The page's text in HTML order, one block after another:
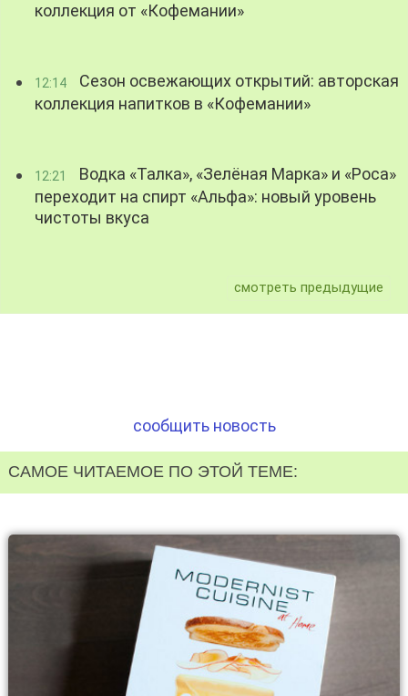
коллекция от «Кофемании»
12:14
Сезон освежающих открытий: авторская
коллекция напитков в «Кофемании»
12:21
Водка «Талка», «Зелёная Марка» и «Роса»
переходит на спирт «Альфа»: новый уровень
чистоты вкуса
смотреть предыдущие
сообщить новость
САМОЕ ЧИТАЕМОЕ ПО ЭТОЙ ТЕМЕ: